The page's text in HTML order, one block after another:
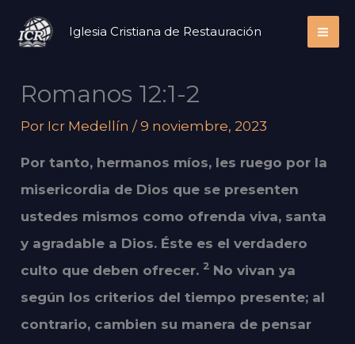
Iglesia Cristiana de Restauración
Romanos 12:1-2
Por Icr Medellín/9 noviembre, 2023
Por tanto, hermanos míos, les ruego por la
misericordia de Dios que se presenten
ustedes mismos como ofrenda viva, santa
y agradable a Dios. Éste es el verdadero
culto que deben ofrecer. 2 No vivan ya
según los criterios del tiempo presente; al
contrario, cambien su manera de pensar